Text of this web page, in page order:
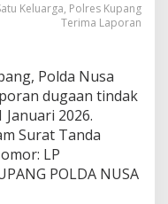
Keluarga, Polres Kupang
Terima Laporan
Polda Nusa
dugaan tindak
2026.
Surat Tanda
LP
POLDA NUSA